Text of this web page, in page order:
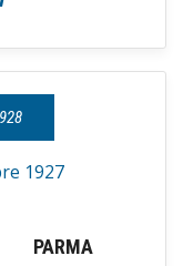
1927
PARMA